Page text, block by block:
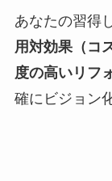
あなたの習得
用対効果（コ
度の高いリフ
確にビジョン